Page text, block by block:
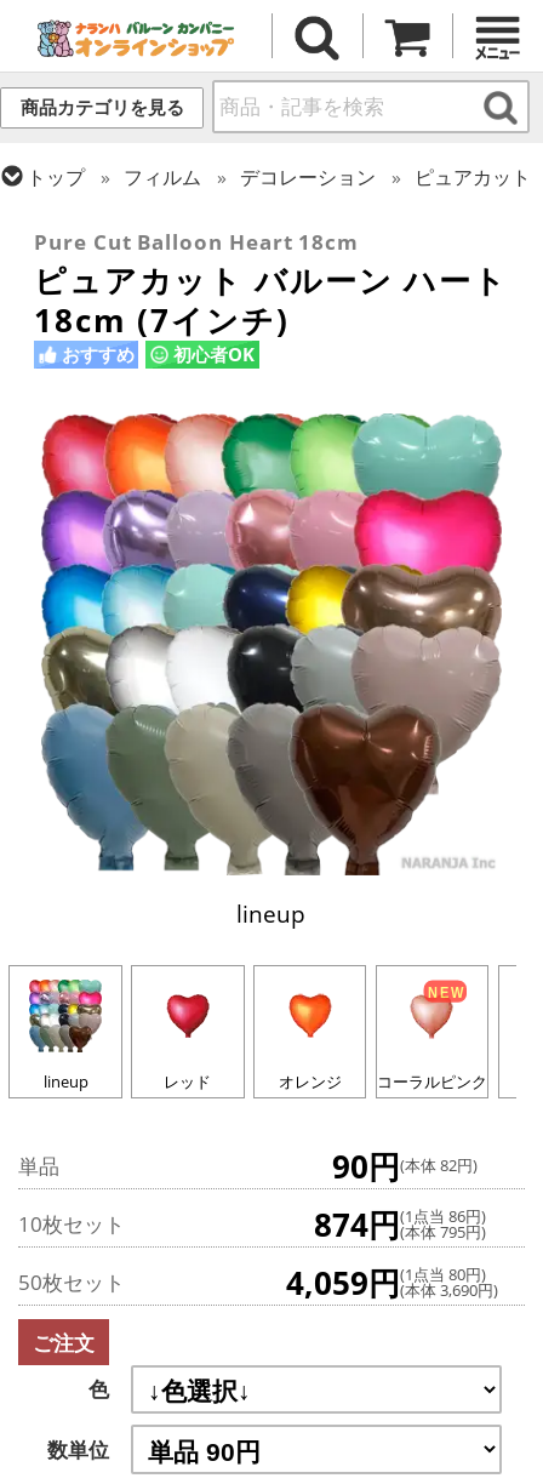
商品カテゴリを見る
トップ フィルム デコレーション
ピュアカット
無地フィルム(ヘリウム非対応)
Pure Cut Balloon Heart 18cm
ピュアカット バルーン ハート
18cm (7インチ)
おすすめ 初心者OK
lineup
lineup レッド オレンジ コーラルピンク
単品 90円(本体 82円)
10枚セット 874円(1点当 86円)
(本体 795円)
50枚セット 4,059円(1点当 80円)
(本体 3,690円)
ご注文
色
数単位